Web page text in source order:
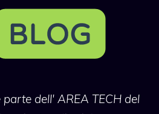
parte dell' AREA TECH del